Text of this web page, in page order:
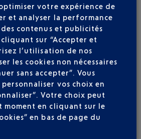
200
Aller simple
Retour
votre expérience de
et analyser la performance
contenus et publicités
sur “Accepter et
l’utilisation de nos
les cookies non nécessaires
sans accepter”. Vous
vos choix en
Votre choix peut
en cliquant sur le
en bas de page du